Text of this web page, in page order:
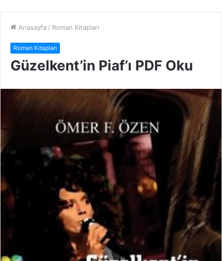
Anasayfa / Roman Kitapları
Roman Kitapları
Güzelkent’in Piaf’ı PDF Oku